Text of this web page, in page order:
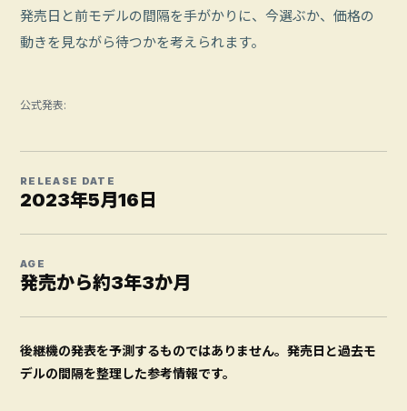
発売日と前モデルの間隔を手がかりに、今選ぶか、価格の
動きを見ながら待つかを考えられます。
公式発表:
RELEASE DATE
2023年5月16日
AGE
発売から約3年3か月
後継機の発表を予測するものではありません。発売日と過去モ
デルの間隔を整理した参考情報です。